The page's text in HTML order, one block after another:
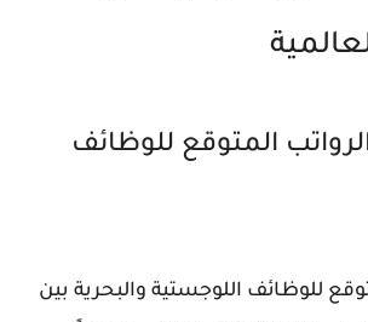
المتوقع للوظائف
للوظائف اللوجستية والبحرية بين